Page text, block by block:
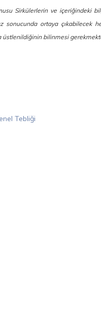
Sirkülerlerin ve içeriğindeki
sonucunda ortaya çıkabilecek
üstlenildiğinin bilinmesi
Tebliği